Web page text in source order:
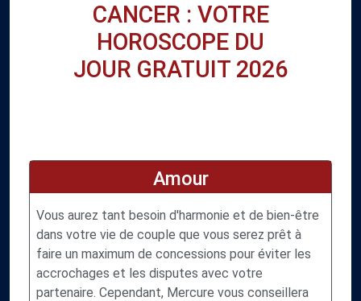
CANCER : VOTRE
HOROSCOPE DU
JOUR GRATUIT 2026
Amour
Vous aurez tant besoin d'harmonie et de bien-être
dans votre vie de couple que vous serez prêt à
faire un maximum de concessions pour éviter les
accrochages et les disputes avec votre
partenaire. Cependant, Mercure vous conseillera